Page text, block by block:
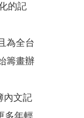
的記
為全台
籌畫辦
內文記
多年輕